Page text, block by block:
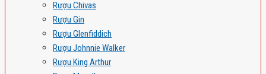
Rượu Chivas
Rượu Gin
Rượu Glenfiddich
Rượu Johnnie Walker
Rượu King Arthur